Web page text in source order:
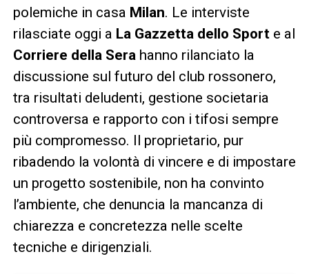
polemiche in casa Milan. Le interviste
rilasciate oggi a La Gazzetta dello Sporte al
Corriere della Sera hanno rilanciato la
discussione sul futuro del club rossonero,
tra risultati deludenti, gestione societaria
controversa e rapporto con i tifosi sempre
più compromesso. Il proprietario, pur
ribadendo la volontà di vincere e di impostare
un progetto sostenibile, non ha convinto
l’ambiente, che denuncia la mancanza di
chiarezza e concretezza nelle scelte
tecniche e dirigenziali.